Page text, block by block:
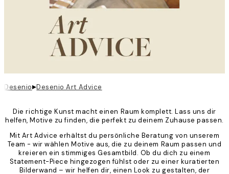
Desenio▸Desenio Art Advice
Die richtige Kunst macht einen Raum komplett. Lass uns dir
helfen, Motive zu finden, die perfekt zu deinem Zuhause passen.
Mit Art Advice erhältst du persönliche Beratung von unserem
Team - wir wählen Motive aus, die zu deinem Raum passen und
kreieren ein stimmiges Gesamtbild. Ob du dich zu einem
Statement-Piece hingezogen fühlst oder zu einer kuratierten
Bilderwand – wir helfen dir, einen Look zu gestalten, der